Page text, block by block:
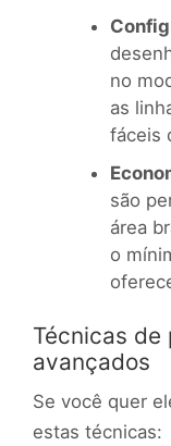
no
as
fáceis
são
área
o
Técnicas
avançados
Se você quer
estas técnicas: